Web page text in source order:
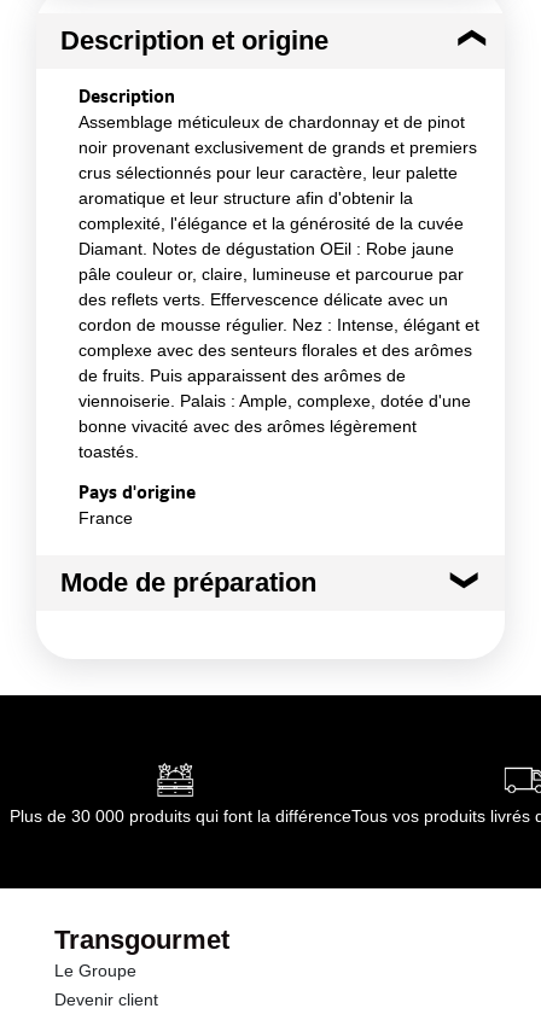
Description et origine
Description
Assemblage méticuleux de chardonnay et de pinot
noir provenant exclusivement de grands et premiers
crus sélectionnés pour leur caractère, leur palette
aromatique et leur structure afin d'obtenir la
complexité, l'élégance et la générosité de la cuvée
Diamant. Notes de dégustation OEil : Robe jaune
pâle couleur or, claire, lumineuse et parcourue par
des reflets verts. Effervescence délicate avec un
cordon de mousse régulier. Nez : Intense, élégant et
complexe avec des senteurs florales et des arômes
de fruits. Puis apparaissent des arômes de
viennoiserie. Palais : Ample, complexe, dotée d'une
bonne vivacité avec des arômes légèrement
toastés.
Pays d'origine
France
Mode de préparation
en accompagnement de viandes en sauce.
Plus de 30 000 produits qui font la différenceTous vos produits livrés
Transgourmet
Le Groupe
Devenir client